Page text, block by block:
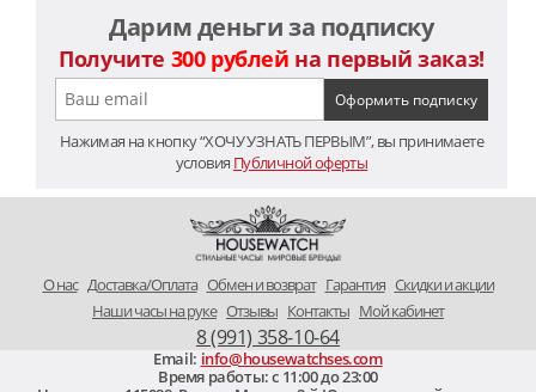
Дарим деньги за подписку
Получите 300 рублей на первый заказ!
Нажимая на кнопку “ХОЧУ УЗНАТЬ ПЕРВЫМ”, вы принимаете
условия Публичной оферты
O нас Доставка/Оплата Обмен и возврат Гарантия Скидки и акции
Наши часы на руке Отзывы Контакты Мой кабинет
8 (991) 358-10-64
Email: info@housewatchses.com
Время работы: c 11:00 до 23:00